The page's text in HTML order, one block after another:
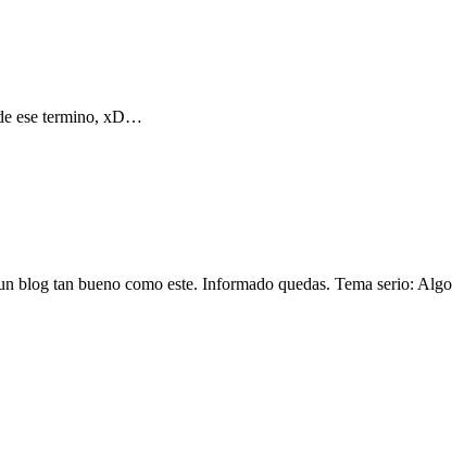
ese termino, xD…
blog tan bueno como este. Informado quedas. Tema serio: